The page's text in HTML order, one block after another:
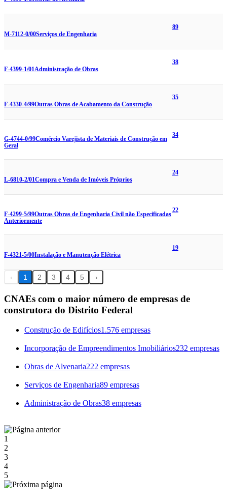
M-7112-0/00Serviços de Engenharia
89
F-4399-1/01Administração de Obras
38
F-4330-4/99Outras Obras de Acabamento da Construção
35
G-4744-0/99Comércio Varejista de Materiais de Construção em
Geral
34
L-6810-2/01Compra e Venda de Imóveis Próprios
24
F-4299-5/99Outras Obras de Engenharia Civil não Especificadas
Anteriormente
22
F-4321-5/00Instalação e Manutenção Elétrica
19
‹ 1 2 3 4 5 ›
CNAEs com o maior número de empresas de
construtora do Distrito Federal
Construção de Edifícios1.576 empresas
Incorporação de Empreendimentos Imobiliários232 empresas
Obras de Alvenaria222 empresas
Serviços de Engenharia89 empresas
Administração de Obras38 empresas
1
2
3
4
5